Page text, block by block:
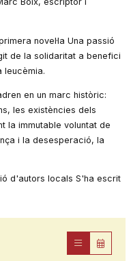
novel·la Una passió
de la solidaritat a benefici
leucèmia.
en un marc històric:
les existències dels
la immutable voluntat de
i la desesperació, la
d'autors locals S'ha escrit